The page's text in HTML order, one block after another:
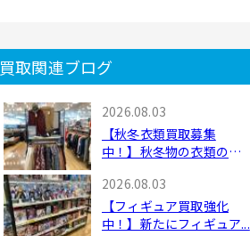
買取関連ブログ
2026.08.03
【秋冬衣類買取募集
中！】秋冬物の衣類の買
2026.08.03
【フィギュア買取強化
中！】新たにフィギュア...